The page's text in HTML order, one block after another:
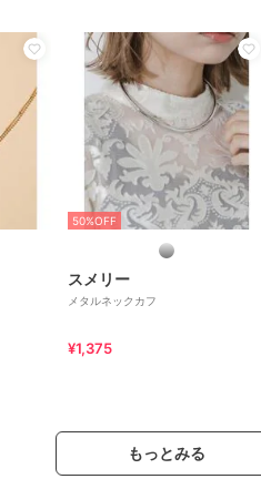
50%OFF
スメリー
メタルネックカフ
¥1,375
もっとみる